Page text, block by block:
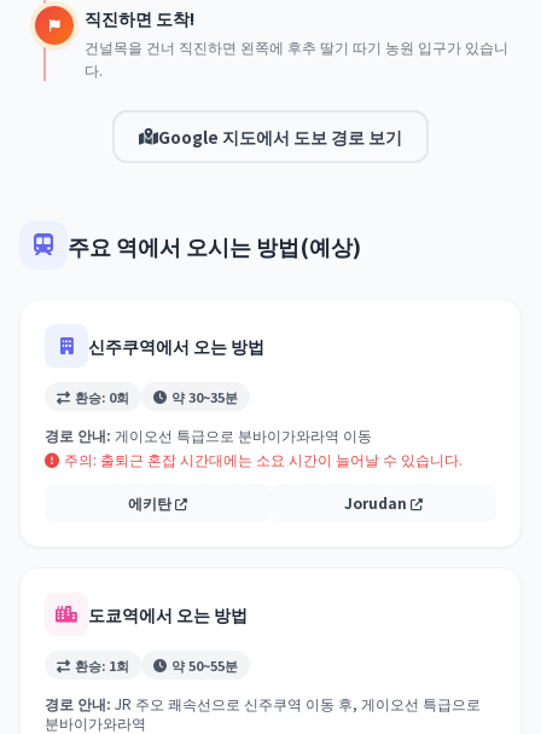
직진하면 도착!
건널목을 건너 직진하면 왼쪽에 후추 딸기 따기 농원 입구가 있습니
다.
Google 지도에서 도보 경로 보기
주요 역에서 오시는 방법(예상)
신주쿠역에서 오는 방법
환승: 0회 약 30~35분
경로 안내: 게이오선 특급으로 분바이가와라역 이동
주의: 출퇴근 혼잡 시간대에는 소요 시간이 늘어날 수 있습니다.
에키탄 Jorudan
도쿄역에서 오는 방법
환승: 1회 약 50~55분
경로 안내: JR 주오 쾌속선으로 신주쿠역 이동 후, 게이오선 특급으로
분바이가와라역